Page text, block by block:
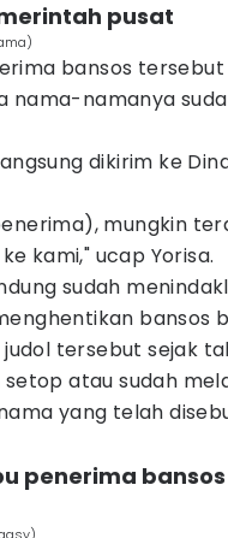
pusat
bansos tersebut
nama-namanya
dikirim ke
mungkin
kami," ucap Yorisa.
sudah
bansos
tersebut sejak
setop atau sudah
yang telah
penerima